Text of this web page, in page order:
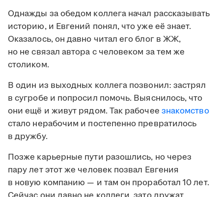
Однажды за обедом коллега начал рассказывать
историю, и Евгений понял, что уже её знает.
Оказалось, он давно читал его блог в ЖЖ,
но не связал автора с человеком за тем же
столиком.
В один из выходных коллега позвонил: застрял
в сугробе и попросил помочь. Выяснилось, что
они ещё и живут рядом. Так рабочее знакомство
стало нерабочим и постепенно превратилось
в дружбу.
Позже карьерные пути разошлись, но через
пару лет этот же человек позвал Евгения
в новую компанию — и там он проработал 10 лет.